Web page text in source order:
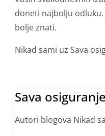
doneti najbolju
bolje znati.
Nikad sami uz Sava
Sava osiguranje
Autori blogova Nikad